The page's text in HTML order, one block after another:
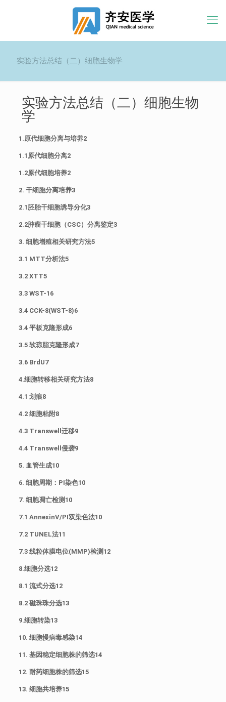
实验方法总结（二）细胞生物学
实验方法总结（二）细胞生物
学
1.原代细胞分离与培养2
1.1原代细胞分离2
1.2原代细胞培养2
2. 干细胞分离培养3
2.1胚胎干细胞诱导分化3
2.2肿瘤干细胞（CSC）分离鉴定3
3. 细胞增殖相关研究方法5
3.1 MTT分析法5
3.2 XTT5
3.3 WST-16
3.4 CCK-8(WST-8)6
3.4 平板克隆形成6
3.5 软琼脂克隆形成7
3.6 BrdU7
4.细胞转移相关研究方法8
4.1 划痕8
4.2 细胞粘附8
4.3 Transwell迁移9
4.4 Transwell侵袭9
5. 血管生成10
6. 细胞周期：PI染色10
7. 细胞凋亡检测10
7.1 AnnexinV/PI双染色法10
7.2 TUNEL法11
7.3 线粒体膜电位(MMP)检测12
8.细胞分选12
8.1 流式分选12
8.2 磁珠珠分选13
9.细胞转染13
10. 细胞慢病毒感染14
11. 基因稳定细胞株的筛选14
12. 耐药细胞株的筛选15
13. 细胞共培养15